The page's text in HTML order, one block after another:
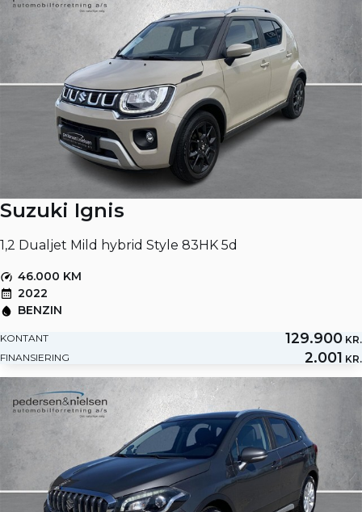
Suzuki Ignis
1,2 Dualjet Mild hybrid Style 83HK 5d
46.000 KM
2022
BENZIN
KONTANT 129.900 KR.
FINANSIERING
2.001 KR.